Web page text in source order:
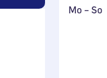
Montag
Mo – So,